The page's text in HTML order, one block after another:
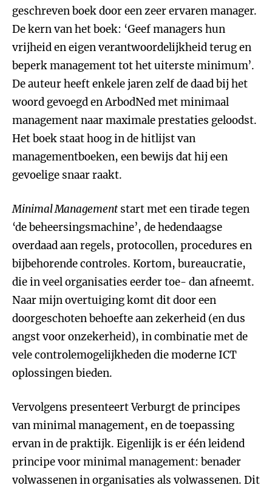
geschreven boek door een zeer ervaren manager.
De kern van het boek: ‘Geef managers hun
vrijheid en eigen verantwoordelijkheid terug en
beperk management tot het uiterste minimum’.
De auteur heeft enkele jaren zelf de daad bij het
woord gevoegd en ArbodNed met minimaal
management naar maximale prestaties geloodst.
Het boek staat hoog in de hitlijst van
managementboeken, een bewijs dat hij een
gevoelige snaar raakt.
Minimal Management start met een tirade tegen
‘de beheersingsmachine’, de hedendaagse
overdaad aan regels, protocollen, procedures en
bijbehorende controles. Kortom, bureaucratie,
die in veel organisaties eerder toe- dan afneemt.
Naar mijn overtuiging komt dit door een
doorgeschoten behoefte aan zekerheid (en dus
angst voor onzekerheid), in combinatie met de
vele controlemogelijkheden die moderne ICT
oplossingen bieden.
Vervolgens presenteert Verburgt de principes
van minimal management, en de toepassing
ervan in de praktijk. Eigenlijk is er één leidend
principe voor minimal management: benader
volwassenen in organisaties als volwassenen. Dit